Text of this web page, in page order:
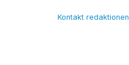
Kontakt redaktionen